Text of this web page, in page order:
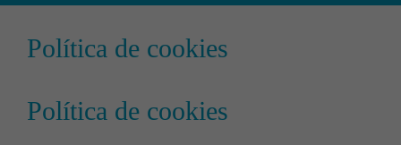
Política de cookies
Política de cookies